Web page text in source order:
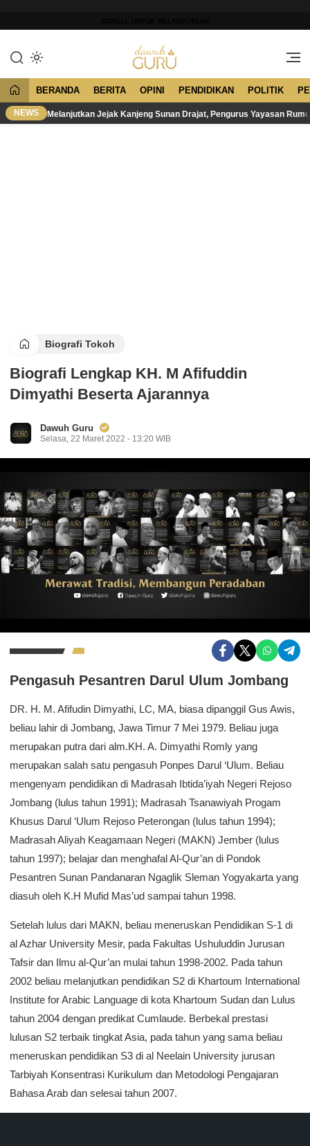
konten
Dawuh Guru
Merawat Tradisi, Membangun
BERANDA BERITA OPINI PENDIDIKAN POLITIK
NEWS Melanjutkan Jejak Kanjeng Sunan Drajat, Pengurus Yayasan
Biografi Tokoh
Biografi Lengkap KH. M Afifuddin
Dimyathi Beserta Ajarannya
Dawuh Guru
Selasa, 22 Maret 2022 - 13:20 WIB
Pengasuh Pesantren Darul Ulum Jombang
DR. H. M. Afifudin Dimyathi, LC, MA, biasa dipanggil Gus Awis,
beliau lahir di Jombang, Jawa Timur 7 Mei 1979. Beliau juga
merupakan putra dari alm.KH. A. Dimyathi Romly yang
merupakan salah satu pengasuh Ponpes Darul ‘Ulum. Beliau
mengenyam pendidikan di Madrasah Ibtida’iyah Negeri Rejoso
Jombang (lulus tahun 1991); Madrasah Tsanawiyah Progam
Khusus Darul ‘Ulum Rejoso Peterongan (lulus tahun 1994);
Madrasah Aliyah Keagamaan Negeri (MAKN) Jember (lulus
tahun 1997); belajar dan menghafal Al-Qur’an di Pondok
Pesantren Sunan Pandanaran Ngaglik Sleman Yogyakarta yang
diasuh oleh K.H Mufid Mas’ud sampai tahun 1998.
Setelah lulus dari MAKN, beliau meneruskan Pendidikan S-1 di
al Azhar University Mesir, pada Fakultas Ushuluddin Jurusan
Tafsir dan Ilmu al-Qur’an mulai tahun 1998-2002. Pada tahun
2002 beliau melanjutkan pendidikan S2 di Khartoum International
Institute for Arabic Language di kota Khartoum Sudan dan Lulus
tahun 2004 dengan predikat Cumlaude. Berbekal prestasi
lulusan S2 terbaik tingkat Asia, pada tahun yang sama beliau
meneruskan pendidikan S3 di al Neelain University jurusan
Tarbiyah Konsentrasi Kurikulum dan Metodologi Pengajaran
Bahasa Arab dan selesai tahun 2007.